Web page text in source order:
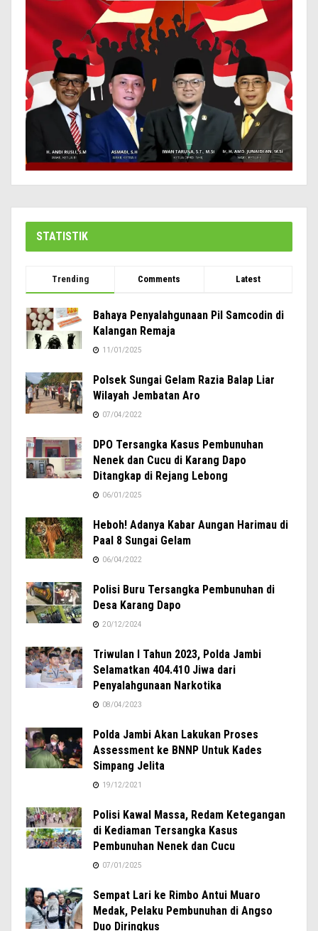
STATISTIK
Trending Comments Latest
Bahaya Penyalahgunaan Pil Samcodin di
Kalangan Remaja
11/01/2025
Polsek Sungai Gelam Razia Balap Liar
Wilayah Jembatan Aro
07/04/2022
DPO Tersangka Kasus Pembunuhan
Nenek dan Cucu di Karang Dapo
Ditangkap di Rejang Lebong
06/01/2025
Heboh! Adanya Kabar Aungan Harimau di
Paal 8 Sungai Gelam
06/04/2022
Polisi Buru Tersangka Pembunuhan di
Desa Karang Dapo
20/12/2024
Triwulan I Tahun 2023, Polda Jambi
Selamatkan 404.410 Jiwa dari
Penyalahgunaan Narkotika
08/04/2023
Polda Jambi Akan Lakukan Proses
Assessment ke BNNP Untuk Kades
Simpang Jelita
19/12/2021
Polisi Kawal Massa, Redam Ketegangan
di Kediaman Tersangka Kasus
Pembunuhan Nenek dan Cucu
07/01/2025
Sempat Lari ke Rimbo Antui Muaro
Medak, Pelaku Pembunuhan di Angso
Duo Diringkus